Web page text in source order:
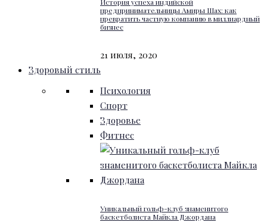
предпринимательницы Амиры Шах: как
превратить частную компанию в миллиардный
бизнес
21 июля, 2020
Здоровый стиль
Психология
Спорт
Здоровье
Фитнес
Уникальный гольф-клуб знаменитого
баскетболиста Майкла Джордана